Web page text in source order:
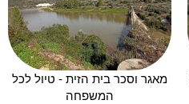
מאגר וסכר בית הזית - טיול לכל
המשפחה